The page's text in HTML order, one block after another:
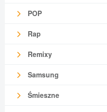
POP
Rap
Remixy
Samsung
Śmieszne